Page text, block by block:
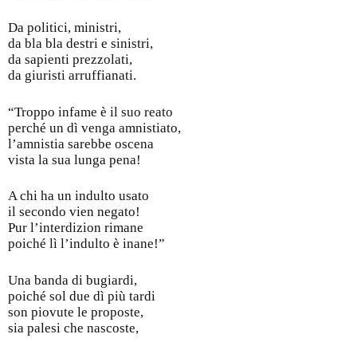
Da politici, ministri,
da bla bla destri e sinistri,
da sapienti prezzolati,
da giuristi arruffianati.
“Troppo infame è il suo reato
perché un dì venga amnistiato,
l’amnistia sarebbe oscena
vista la sua lunga pena!
A chi ha un indulto usato
il secondo vien negato!
Pur l’interdizion rimane
poiché lì l’indulto è inane!”
Una banda di bugiardi,
poiché sol due dì più tardi
son piovute le proposte,
sia palesi che nascoste,